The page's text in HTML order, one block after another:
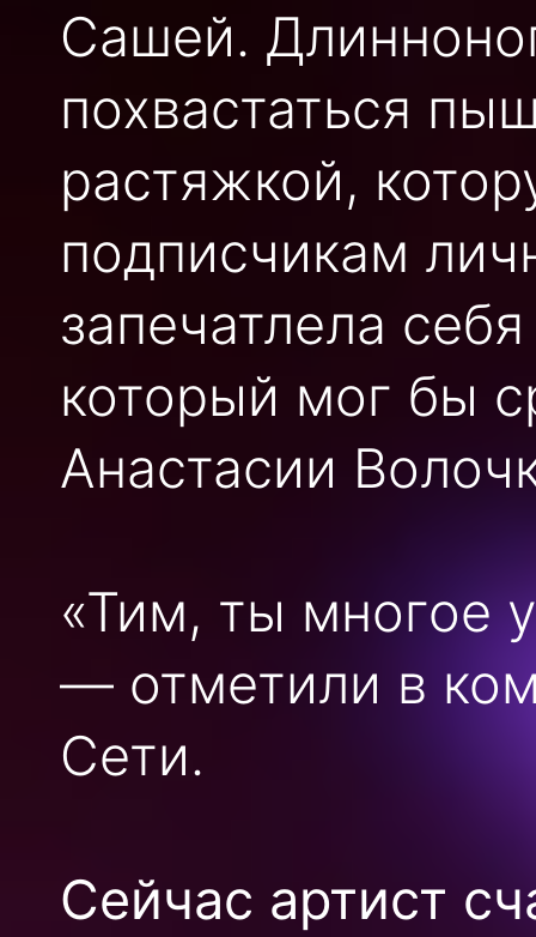
Сашей.
похвастаться
растяжкой,
подписчикам
запечатлела
который мог бы
Анастасии
«Тим, ты многое
— отметили в
Сети.
Сейчас артист